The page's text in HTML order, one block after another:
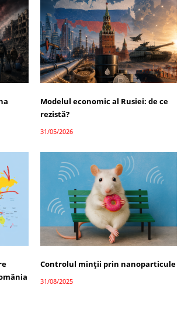
Modelul economic al Rusiei: de ce
rezistă?
31/05/2026
Controlul minții prin nanoparticule
31/08/2025